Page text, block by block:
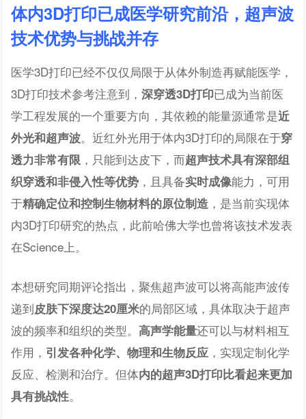
体内3D打印已成医学研究前沿， 超声波
技术优势与挑战并存
医学3D打印已经不仅仅局限于从体外制造再赋能医学，
3D打印技术参考注意到，深穿透3D打印已成为当前医
学工程发展的一个重要方向，其依赖的能量源通常是近
外光和超声波。近红外光用于体内3D打印的局限在于穿
透力非常有限 ，只能到达皮下，而超声技术具有深部组
织穿透和非侵入性等优势 ，且具备实时成像能力，可用
于精确定位和控制生物材料的原位制造 ，是当前实现体
内3D打印研究的热点，此前哈佛大学也曾将该技术发表
在Science上。
本想研究同期评论指出，聚焦超声波可以将高能声波传
递到皮肤下深度达20厘米的局部区域，具体取决于超声
波的频率和组织的类型。高声学能量还可以与材料相互
作用， 引发各种化学、物理和生物反应 ，实现定制化学
反应、检测和治疗。但体内的超声3D打印比看起来更加
具有挑战性。